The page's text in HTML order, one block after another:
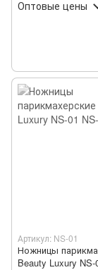
Оптовые цены
Артикул: NS-01
Ножницы
Beauty Luxury NS-